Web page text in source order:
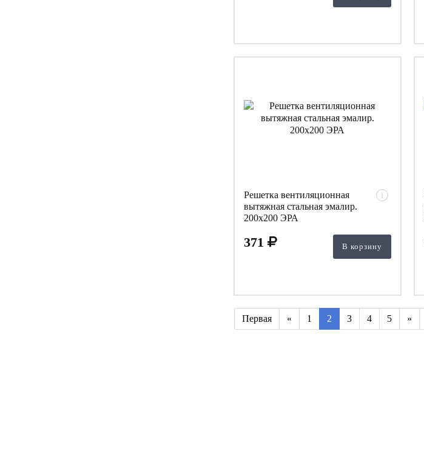
Решетка вентиляционная
вытяжная стальная эмалир.
200х200 ЭРА
i
371 В корзину
Первая « 1 2 3 4 5 »